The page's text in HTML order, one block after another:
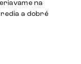
na
a dobré